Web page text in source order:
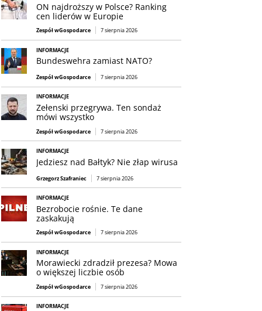
ON najdroższy w Polsce? Ranking
cen liderów w Europie
Zespół wGospodarce 7 sierpnia 2026
INFORMACJE
Bundeswehra zamiast NATO?
Zespół wGospodarce 7 sierpnia 2026
INFORMACJE
Zełenski przegrywa. Ten sondaż
mówi wszystko
Zespół wGospodarce 7 sierpnia 2026
INFORMACJE
Jedziesz nad Bałtyk? Nie złap wirusa
Grzegorz Szafraniec 7 sierpnia 2026
INFORMACJE
Bezrobocie rośnie. Te dane
zaskakują
Zespół wGospodarce 7 sierpnia 2026
INFORMACJE
Morawiecki zdradził prezesa? Mowa
o większej liczbie osób
Zespół wGospodarce 7 sierpnia 2026
INFORMACJE